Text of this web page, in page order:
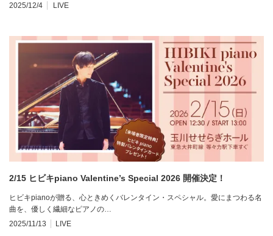
2025/12/4 LIVE
2/15 ヒビキpiano Valentine’s Special 2026 開催決定！
ヒビキpianoが贈る、心ときめくバレンタイン・スペシャル。愛にまつわる名
曲を、優しく繊細なピアノの…
2025/11/13
LIVE